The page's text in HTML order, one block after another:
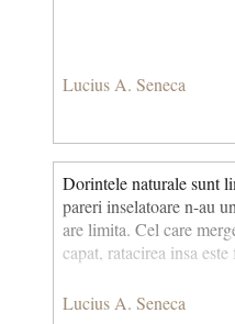
Lucius A. Seneca
Dorintele naturale sunt
pareri inselatoare n-au
are limita. Cel care
capat, ratacirea insa
Lucius A. Seneca